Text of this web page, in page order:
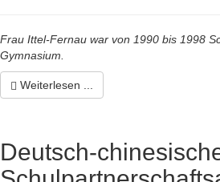
Frau Ittel-Fernau war von 1990 bis 1998
Gymnasium.
Weiterlesen ...
Deutsch-